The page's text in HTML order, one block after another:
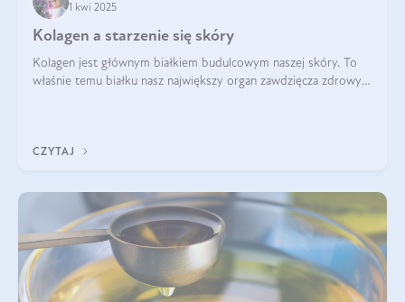
1 kwi 2025
Kolagen a starzenie się skóry
Kolagen jest głównym białkiem budulcowym naszej skóry. To
właśnie temu białku nasz największy organ zawdzięcza zdrowy
CZYTAJ